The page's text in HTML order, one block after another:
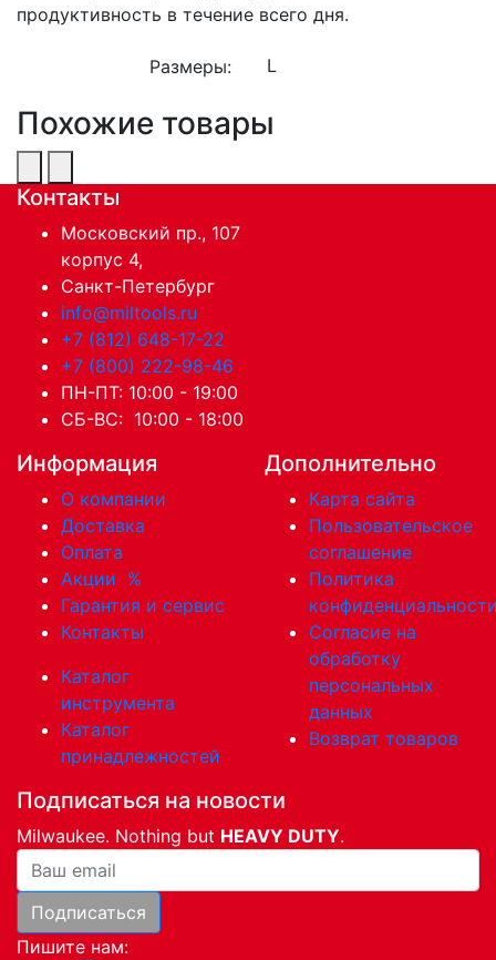
продуктивность в течение всего дня.
Размеры:
Похожие товары
Контакты
Московский пр., 107
корпус 4,
Санкт-Петербург
info@miltools.ru
+7 (812) 648-17-22
+7 (800) 222-98-46
ПН-ПТ: 10:00 - 19:00
СБ-ВС: 10:00 - 18:00
Информация
О компании
Доставка
Оплата
Акции %
Гарантия и сервис
Контакты
Каталог
инструмента
Каталог
принадлежностей
Дополнительно
Карта сайта
Пользовательское
соглашение
Политика
Согласие на
обработку
персональных
данных
Возврат товаров
Подписаться на новости
Milwaukee. Nothing but HEAVY DUTY.
Ваша почта
Подписаться
Пишите нам: